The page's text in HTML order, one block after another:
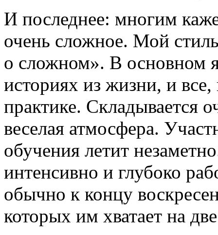
И последнее: многим
очень сложное. Мой
о сложном». В основном
историях из жизни, и
практике. Складывается
веселая атмосфера.
обучения летит
интенсивно и глубоко
обычно к концу
которых им хватает на